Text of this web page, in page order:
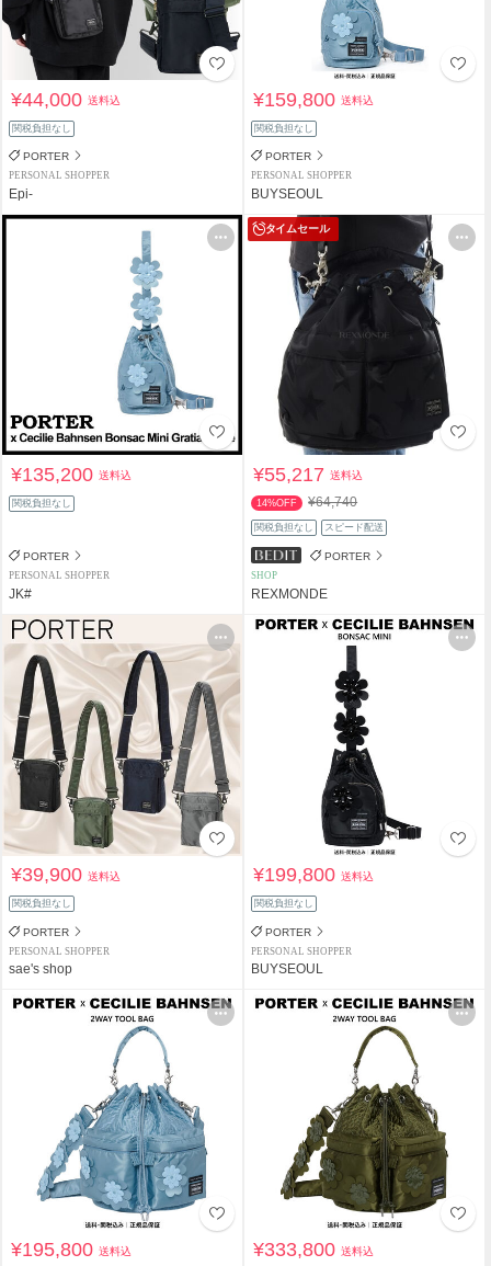
¥44,000送料込
関税負担なし
PORTER
PERSONAL SHOPPER
Epi-
¥159,800送料込
関税負担なし
PORTER
PERSONAL SHOPPER
BUYSEOUL
¥135,200送料込
関税負担なし
PORTER
PERSONAL SHOPPER
JK#
タイムセール
¥55,217送料込
14%OFF ¥64,740
関税負担なし スピード配送
PORTER
SHOP
REXMONDE
¥39,900送料込
関税負担なし
PORTER
PERSONAL SHOPPER
sae's shop
¥199,800送料込
関税負担なし
PORTER
PERSONAL SHOPPER
BUYSEOUL
¥195,800送料込 ¥333,800送料込